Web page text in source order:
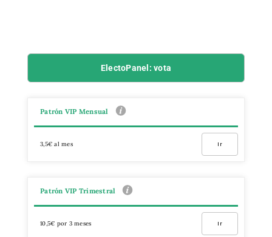
ElectoPanel: vota
Patrón VIP Mensual
3,5€ al mes Ir
Patrón VIP Trimestral
10,5€ por 3 meses Ir